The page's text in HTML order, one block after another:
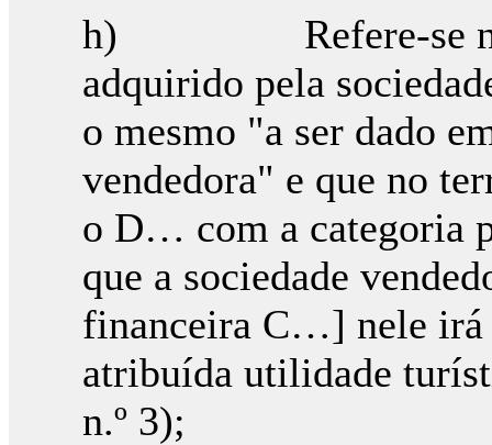
h) Refere-se na
adquirido pela
o mesmo "a ser dado
vendedora" e que no
o D… com a categoria
que a sociedade
financeira C…] nele irá
atribuída utilidade
n.º 3);